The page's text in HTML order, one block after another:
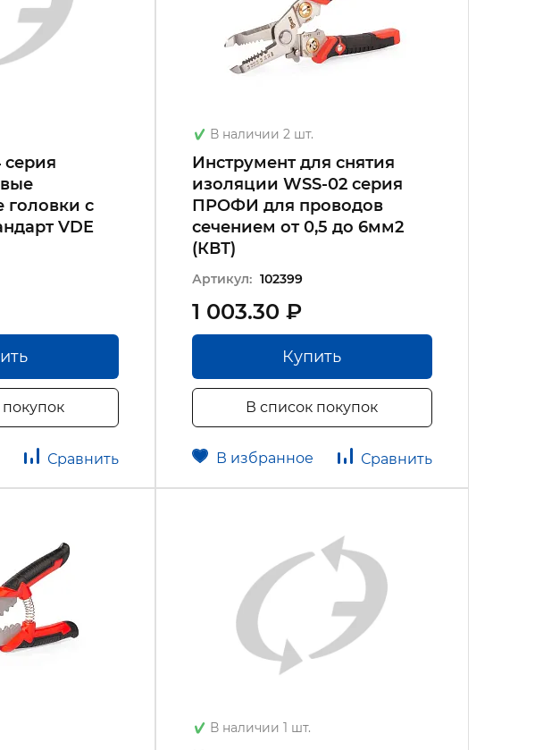
головки с
VDE
Сравнить
В наличии 2 шт.
Инструмент для снятия
изоляции WSS-02 серия
ПРОФИ для проводов
сечением от 0,5 до 6мм2
(КВТ)
Артикул: 102399
1 003.30 ₽
Купить
В список покупок
В избранное Сравнить
В наличии 1 шт.